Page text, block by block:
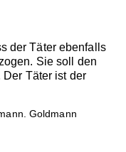
der Täter ebenfalls
Sie soll den
Täter ist der
Goldmann